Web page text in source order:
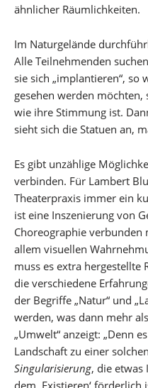
ähnlicher Räumlichkeiten.
Im Naturgelände
Alle Teilnehmenden
sie sich „implantieren“, so
gesehen werden
wie ihre Stimmung ist.
sieht sich die Statuen an,
Es gibt unzählige
verbinden. Für Lambert
Theaterpraxis immer ein
ist eine Inszenierung von
Choreographie
allem visuellen
muss es extra hergestellte
die verschiedene
der Begriffe „Natur“ und
werden, was dann mehr
„Umwelt“ anzeigt: „Denn
Landschaft zu einer
Singularisierung, die
dem ‚Existieren‘ förderlich